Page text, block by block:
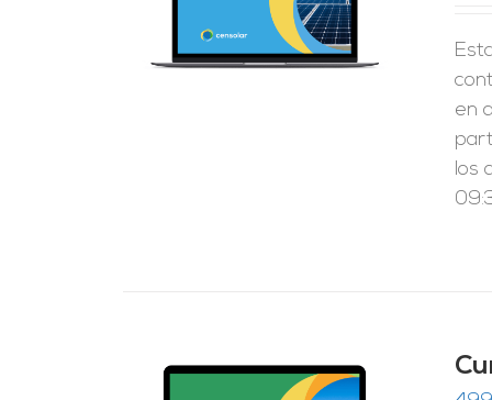
en
los